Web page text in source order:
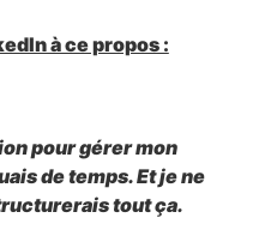
à ce propos :
pour gérer mon
de temps. Et je ne
tout ça.